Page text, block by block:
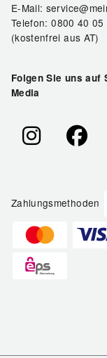
E-Mail:
Telefon: 0800 40 05
(kostenfrei aus AT)
Folgen Sie uns auf
Media
Zahlungsmethoden